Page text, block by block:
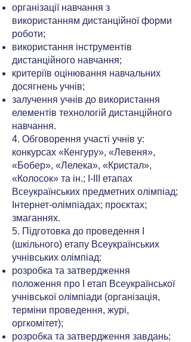
організації навчання з
використанням дистанційної форми
роботи;
використання інструментів
дистанційного навчання;
критеріїв оцінювання навчальних
досягнень учнів;
залучення учнів до використання
елементів технологій дистанційного
навчання.
4. Обговорення участі учнів у:
конкурсах «Кенгуру», «Левеня»,
«Бобер», «Лелека», «Кристал»,
«Колосок» та ін.; І-ІІІ етапах
Всеукраїнських предметних олімпіад;
Інтернет-олімпіадах; проєктах;
змаганнях.
5. Підготовка до проведення І
(шкільного) етапу Всеукраїнських
учнівських олімпіад:
розробка та затвердження
положення про І етап Всеукраїнської
учнівської олімпіади (організація,
терміни проведення, журі,
оргкомітет);
розробка та затвердження завдань;